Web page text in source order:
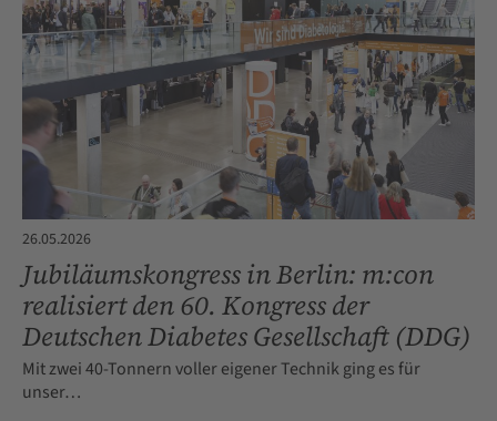
26.05.2026
Jubiläumskongress in Berlin: m:con
realisiert den 60. Kongress der
Deutschen Diabetes Gesellschaft (DDG)
Mit zwei 40-Tonnern voller eigener Technik ging es für
unser…